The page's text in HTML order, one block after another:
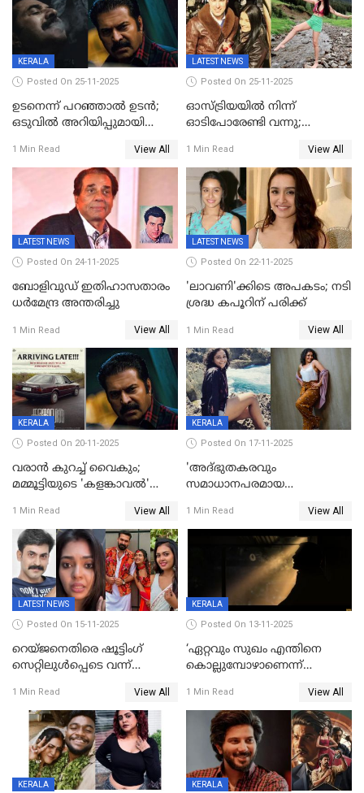
KERALA
Posted On 25-11-2025
ഉടനെന്ന് പറഞ്ഞാൽ ഉടൻ;
ഒടുവിൽ അറിയിപ്പുമായി
റിലീസ് തീയതി പുറത്ത്
1 Min Read View All
LATEST NEWS
Posted On 25-11-2025
ഓസ്ട്രിയയിൽ നിന്ന്
ഓടിപോരേണ്ടി വന്നു;
ശാരീരികമായും ഉപദ്രവിച്ചു;
ഭർത്താവിനെതിരെ 50 കോടി
രൂപ നഷ്ടപരിഹാരം
ആവശ്യപ്പെട്ട് മുൻ മിസ് ഇന്ത്യ
1 Min Read View All
LATEST NEWS
Posted On 24-11-2025
ബോളിവുഡ് ഇതിഹാസതാരം
ധർമേന്ദ്ര അന്തരിച്ചു
1 Min Read View All
LATEST NEWS
Posted On 22-11-2025
'ലാവണി'ക്കിടെ അപകടം; നടി
ശ്രദ്ധ കപൂറിന് പരിക്ക്
1 Min Read View All
KERALA
Posted On 20-11-2025
വരാൻ കുറച്ച് വൈകും;
മമ്മൂട്ടിയുടെ 'കളങ്കാവൽ'
1 Min Read View All
KERALA
Posted On 17-11-2025
'അദ്‌ഭുതകരവും
സമാധാനപരമായ
വിവാഹമോചിതയായെന്ന് മീര
വാസുദേവൻ
1 Min Read View All
LATEST NEWS
Posted On 15-11-2025
റെയ്ജനെതിരെ ഷൂട്ടിംഗ്
സെറ്റിലുൾപ്പെടെ വന്ന്
ബിയര്‍ കുപ്പി തലയ്ക്ക് അടിച്ച്
പൊട്ടിക്കുമെന്ന്
ഭീഷണി;അശ്ലീല
മെസേജുകളും വെളിപ്പെടുത്തി
മൃദുല വിജയ്
1 Min Read View All
KERALA
Posted On 13-11-2025
‘ഏറ്റവും സുഖം എന്തിനെ
കൊല്ലുമ്പോഴാണെന്ന്
വില്ലത്തരത്തിന്റെ അങ്ങേയറ്റം;
മമ്മൂട്ടി മാജിക്ക്, കളങ്കാവല്‍
ട്രെയിലര്‍ പുറത്ത്
1 Min Read View All
KERALA KERALA